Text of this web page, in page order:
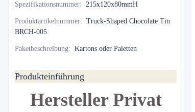
Spezifikationsnummer: 215x120x80mmH
Produktartikelnummer: Truck-Shaped Chocolate Tin
BRCH-005
Paketbeschreibung: Kartons oder Paletten
Produkteinführung
Hersteller Privat